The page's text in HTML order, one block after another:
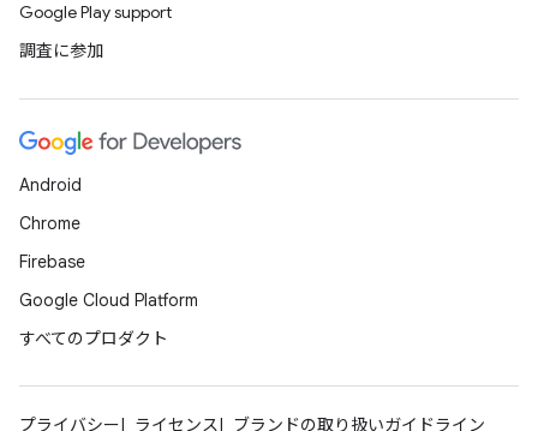
Google Play support
調査に参加
Android
Chrome
Firebase
Google Cloud Platform
すべてのプロダクト
プライバシー ライセンス ブランドの取り扱いガイドライン